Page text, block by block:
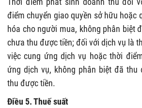
điểm chuyển giao quyền sở hữu hoặc
hóa cho người mua, không phân biệt
chưa thu được tiền; đối với dịch vụ là
việc cung ứng dịch vụ hoặc thời
ứng dịch vụ, không phân biệt đã thu
thu được tiền.
Điều 5. Thuế suất